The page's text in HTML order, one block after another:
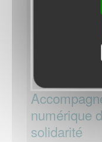
numérique
solidarité